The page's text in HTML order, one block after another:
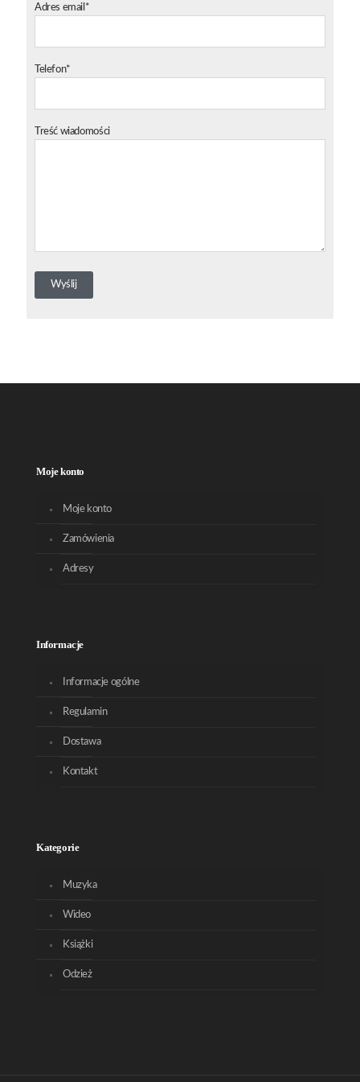
Adres email*
Telefon*
Treść wiadomości
Moje konto
Moje konto
Zamówienia
Adresy
Informacje
Informacje ogólne
Regulamin
Dostawa
Kontakt
Kategorie
Muzyka
Wideo
Książki
Odzież